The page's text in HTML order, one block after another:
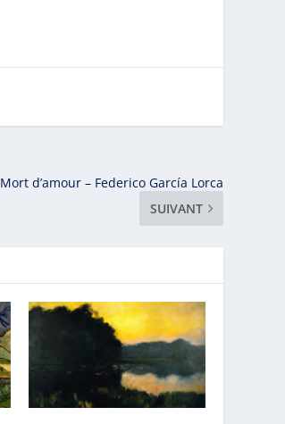
Mort d’amour – Federico García Lorca
SUIVANT